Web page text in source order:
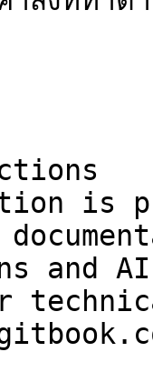
is
and